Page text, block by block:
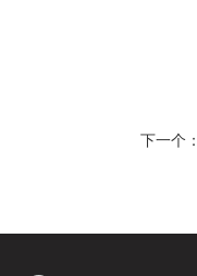
下一个：